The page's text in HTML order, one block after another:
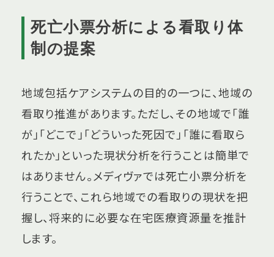
死亡小票分析による看取り体
制の提案
地域包括ケアシステムの目的の一つに、地域の
看取り推進があります。ただし、その地域で「誰
が」「どこで」「どういった死因で」「誰に看取ら
れたか」といった現状分析を行うことは簡単で
はありません。メディヴァでは死亡小票分析を
行うことで、これら地域での看取りの現状を把
握し、将来的に必要な在宅医療資源量を推計
します。